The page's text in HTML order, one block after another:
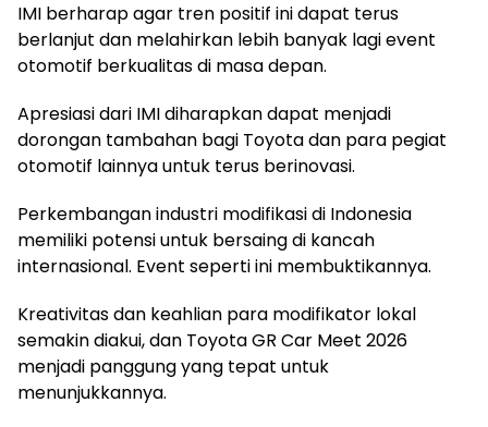
IMI berharap agar tren positif ini dapat terus
berlanjut dan melahirkan lebih banyak lagi event
otomotif berkualitas di masa depan.
Apresiasi dari IMI diharapkan dapat menjadi
dorongan tambahan bagi Toyota dan para pegiat
otomotif lainnya untuk terus berinovasi.
Perkembangan industri modifikasi di Indonesia
memiliki potensi untuk bersaing di kancah
internasional. Event seperti ini membuktikannya.
Kreativitas dan keahlian para modifikator lokal
semakin diakui, dan Toyota GR Car Meet 2026
menjadi panggung yang tepat untuk
menunjukkannya.